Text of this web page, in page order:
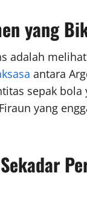
yang
adalah
antara
sepak bola
yang